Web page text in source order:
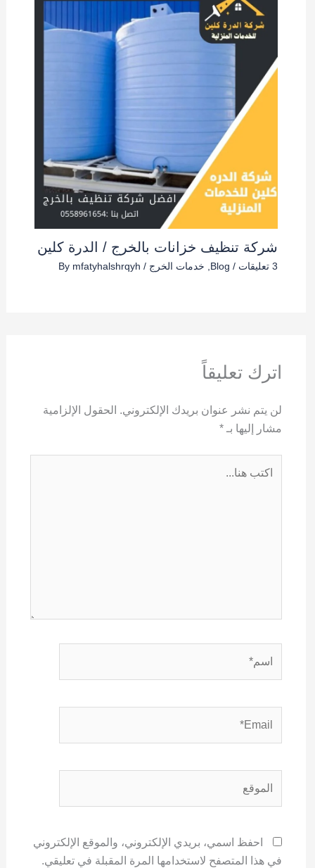
شركة تنظيف خزانات بالخرج / الدرة كلين
3 تعليقات /
Blog
, خدمات الخرج / By
mfatyhalshrqyh
اترك تعليقاً
لن يتم نشر عنوان بريدك الإلكتروني. الحقول الإلزامية
مشار إليها بـ *
احفظ اسمي، بريدي الإلكتروني، والموقع الإلكتروني
في هذا المتصفح لاستخدامها المرة المقبلة في تعليقي.